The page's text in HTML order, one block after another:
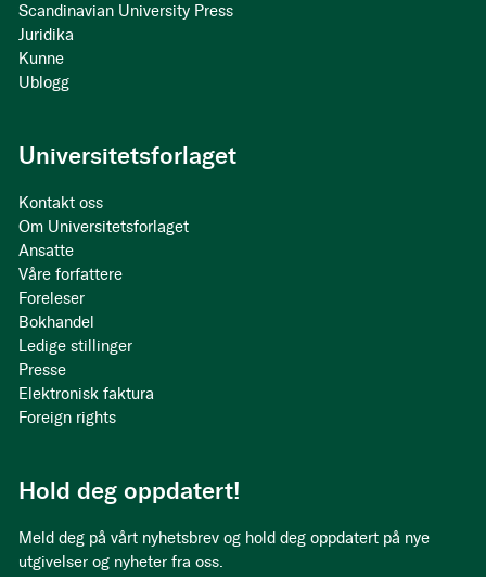
Scandinavian University Press
Juridika
Kunne
Ublogg
Universitetsforlaget
Kontakt oss
Om Universitetsforlaget
Ansatte
Våre forfattere
Foreleser
Bokhandel
Ledige stillinger
Presse
Elektronisk faktura
Foreign rights
Hold deg oppdatert!
Meld deg på vårt nyhetsbrev og hold deg oppdatert på nye
utgivelser og nyheter fra oss.